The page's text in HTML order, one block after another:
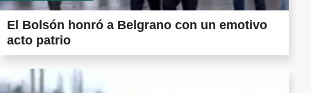
El Bolsón honró a Belgrano con un emotivo
acto patrio